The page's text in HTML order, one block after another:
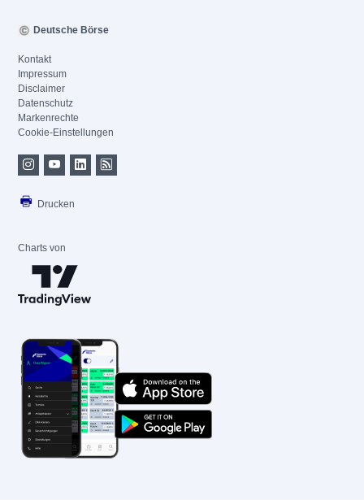
Deutsche Börse
Kontakt
Impressum
Disclaimer
Datenschutz
Markenrechte
Cookie-Einstellungen
Drucken
Charts von